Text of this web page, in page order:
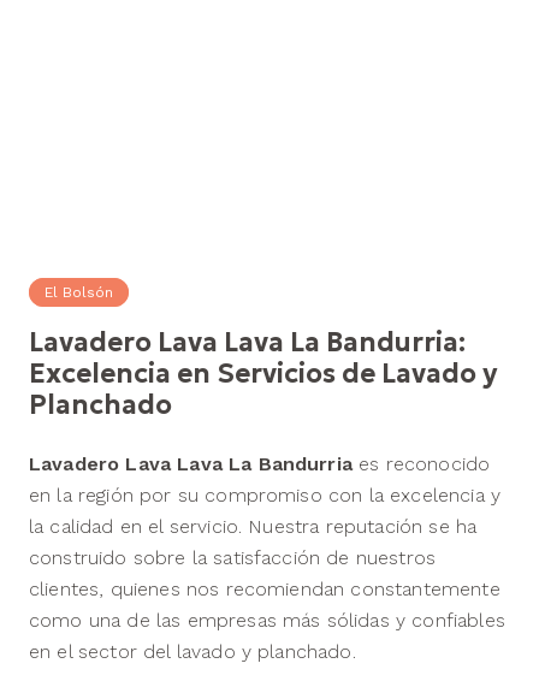
El Bolsón
Lavadero Lava Lava La Bandurria:
Excelencia en Servicios de Lavado y
Planchado
Lavadero Lava Lava La Bandurriaes reconocido
en la región por su compromiso con la excelencia y
la calidad en el servicio. Nuestra reputación se ha
construido sobre la satisfacción de nuestros
clientes, quienes nos recomiendan constantemente
como una de las empresas más sólidas y confiables
en el sector del lavado y planchado.